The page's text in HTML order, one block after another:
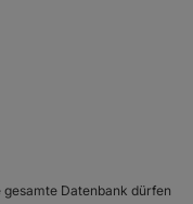
Datenbank dürfen